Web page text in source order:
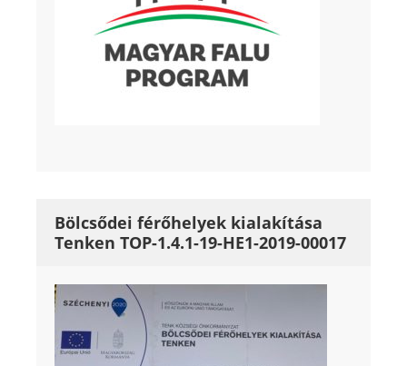
Bölcsődei férőhelyek kialakítása
Tenken TOP-1.4.1-19-HE1-2019-00017